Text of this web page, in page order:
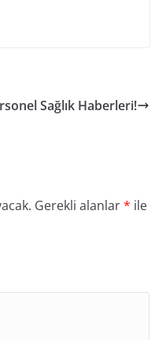
Sağlık Haberleri!
Gerekli alanlar* ile